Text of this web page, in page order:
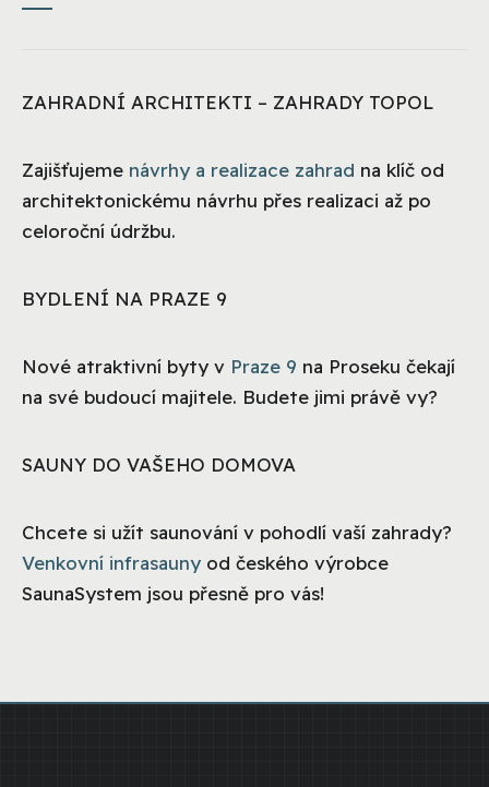
ZAHRADNÍ ARCHITEKTI – ZAHRADY TOPOL
Zajišťujeme návrhy a realizace zahrad na klíč od
architektonickému návrhu přes realizaci až po
celoroční údržbu.
BYDLENÍ NA PRAZE 9
Nové atraktivní byty v Praze 9 na Proseku čekají
na své budoucí majitele. Budete jimi právě vy?
SAUNY DO VAŠEHO DOMOVA
Chcete si užít saunování v pohodlí vaší zahrady?
Venkovní infrasauny od českého výrobce
SaunaSystem jsou přesně pro vás!